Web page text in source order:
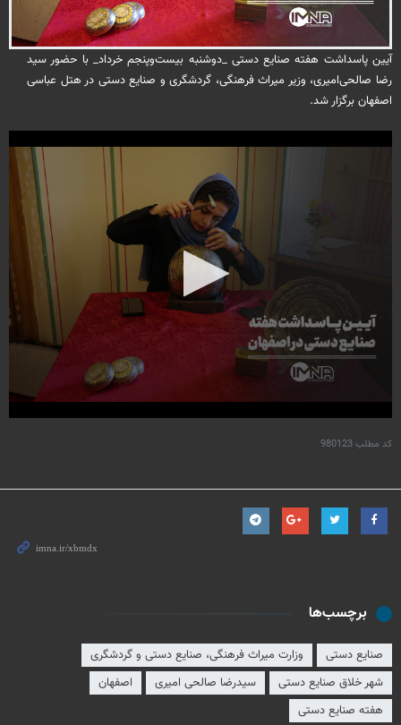
آیین پاسداشت هفته صنایع دستی _دوشنبه بیست‌وپنجم خرداد_ با حضور سید
رضا صالحی‌امیری، وزیر میراث فرهنگی، گردشگری و صنایع دستی در هتل عباسی
اصفهان برگزار شد.
کد مطلب980123
برچسب‌ها
صنایع دستی
وزارت میراث فرهنگی، صنایع دستی و گردشگری
شهر خلاق صنایع دستی
سیدرضا صالحی امیری
اصفهان
هفته صنایع دستی